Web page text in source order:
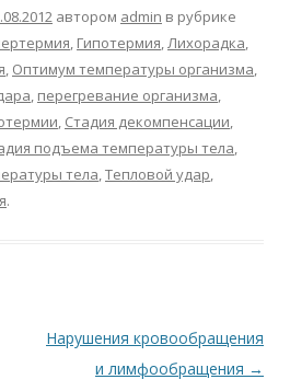
ai
l
n
o
kl
as
s
п
р
а
в
и
автором admin в рубрике
, Гипотермия,Лихорадка,
, Оптимум температуры организма,
, перегревание организма,
, Стадия декомпенсации,
подъема температуры тела,
тела,Тепловой удар,
.
Нарушения кровообращения
и лимфообращения →